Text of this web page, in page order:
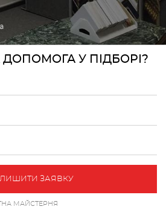
У ПІДБОРІ?
ЗАЯВКУ
МАЙСТЕРНЯ